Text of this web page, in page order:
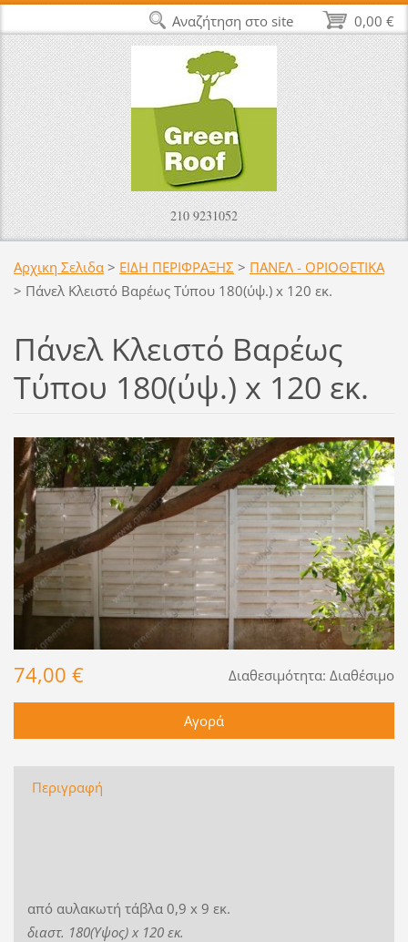
210 9231052
Αρχικη Σελιδα > ΕΙΔΗ ΠΕΡΙΦΡΑΞΗΣ > ΠΑΝΕΛ - ΟΡΙΟΘΕΤΙΚΑ
> Πάνελ Κλειστό Βαρέως Τύπου 180(ύψ.) x 120 εκ.
Πάνελ Κλειστό Βαρέως
Τύπου 180(ύψ.) x 120 εκ.
Διαθεσιμότητα: Διαθέσιμο
74,00 €
Περιγραφή
από αυλακωτή τάβλα 0,9 x 9 εκ.
διαστ. 180(Υψος) x 120 εκ.
0,00 €
Αναζήτηση στο site